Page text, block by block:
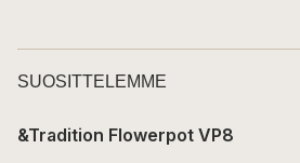
SUOSITTELEMME
&Tradition Flowerpot VP8